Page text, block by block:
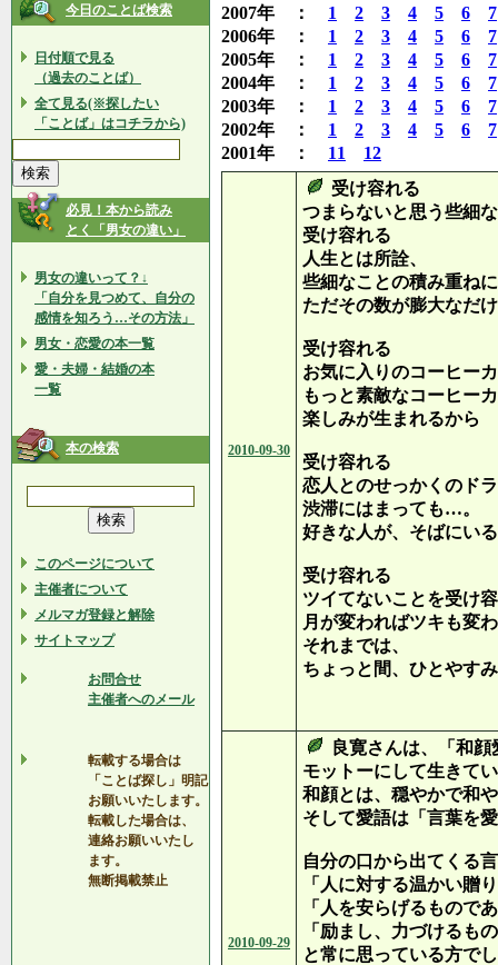
今日のことば検索
日付順で見る
（過去のことば）
全て見る(※探したい
「ことば」はコチラから)
必見！本から読み
とく「男女の違い」
男女の違いって？↓
「自分を見つめて、自分の
感情を知ろう…その方法」
男女・恋愛の本一覧
愛・夫婦・結婚の本
一覧
本の検索
このページについて
主催者について
メルマガ登録と解除
サイトマップ
お問合せ
主催者へのメール
転載する場合は
「ことば探し」明記
お願いいたします。
転載した場合は、
連絡お願いいたし
ます。
無断掲載禁止
2007年 ： 1 2 3 4 5 6
7
2006年 ： 1 2 3 4 5 6
7
2005年 ： 1 2 3 4 5 6
7
2004年 ： 1 2 3 4 5 6
7
2003年 ： 1 2 3 4 5 6
7
2002年 ： 1 2 3 4 5 6
7
2001年 ： 11 12
2010-09-30
受け容れる
つまらないと思う些細
受け容れる
人生とは所詮、
些細なことの積み重ね
ただその数が膨大なだ
受け容れる
お気に入りのコーヒー
もっと素敵なコーヒー
楽しみが生まれるから
受け容れる
恋人とのせっかくのド
渋滞にはまっても…。
好きな人が、そばにい
受け容れる
ツイてないことを受け
月が変わればツキも変
それまでは、
ちょっと間、ひとやす
2010-09-29
良寛さんは、「和
モットーにして生きて
和顔とは、穏やかで和
そして愛語は「言葉を
自分の口から出てくる
「人に対する温かい贈
「人を安らげるもので
「励まし、力づけるも
と常に思っている方で